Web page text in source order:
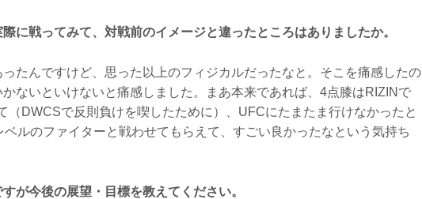
に戦ってみて、対戦前のイメージと違ったところはありましたか。
たんですけど、思った以上のフィジカルだったなと。そこを痛感したの
ないといけないと痛感しました。まあ本来であれば、4点膝はRIZINで
（DWCSで反則負けを喫したために）、UFCにたまたま行けなかったと
ルのファイターと戦わせてもらえて、すごい良かったなという気持ち
が今後の展望・目標を教えてください。